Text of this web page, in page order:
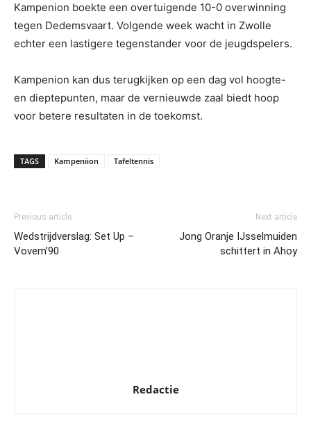
Kampenion boekte een overtuigende 10-0 overwinning
tegen Dedemsvaart. Volgende week wacht in Zwolle
echter een lastigere tegenstander voor de jeugdspelers.
Kampenion kan dus terugkijken op een dag vol hoogte-
en dieptepunten, maar de vernieuwde zaal biedt hoop
voor betere resultaten in de toekomst.
TAGS Kampeniion Tafeltennis
Previous article
Wedstrijdverslag: Set Up –
Vovem’90
Next article
Jong Oranje IJsselmuiden
schittert in Ahoy
Redactie